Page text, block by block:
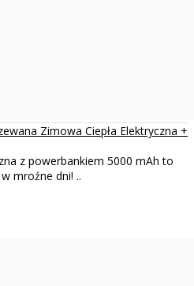
Zimowa Ciepła Elektryczna +
z powerbankiem 5000 mAh to
mroźne dni! ..